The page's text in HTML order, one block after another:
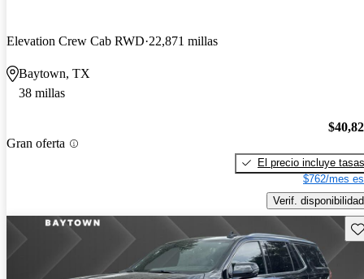
Elevation Crew Cab RWD 22,871 millas
Baytown, TX
38 millas
Gran oferta
El precio incluye tasas
$762/mes
Verif. disponibilidad